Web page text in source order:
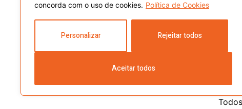
concorda com o uso de cookies. Política de Cookies
Personalizar Rejeitar todos
Aceitar todos